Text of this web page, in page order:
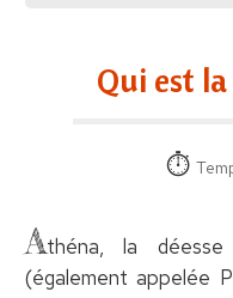
Qui est
Athéna, la
(également appelée